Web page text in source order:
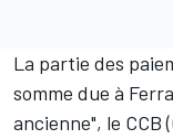
La partie des
somme due à
ancienne", le